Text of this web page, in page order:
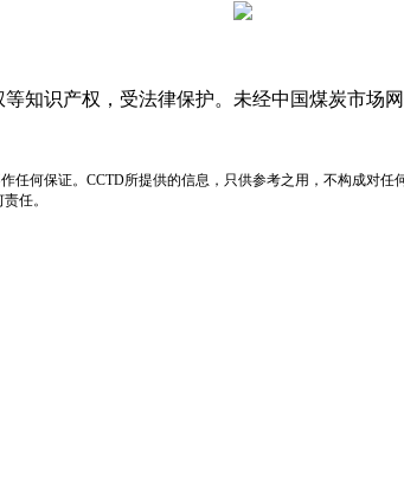
知识产权，受法律保护。未经中国煤炭市场
何保证。CCTD所提供的信息，只供参考之用，不构成对
任。